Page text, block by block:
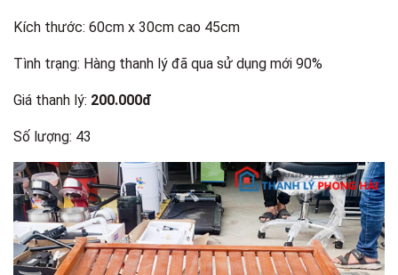
Kích thước: 60cm x 30cm cao 45cm
Tình trạng: Hàng thanh lý đã qua sử dụng mới 90%
Giá thanh lý: 200.000đ
Số lượng: 43